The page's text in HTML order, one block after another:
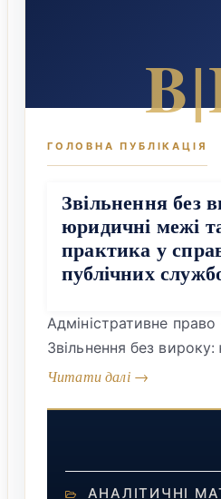
Звільнення без
юридичні межі
практика у
публічних
Адміністративне право
Звільнення без
судова практика у
Публічного
правопорушенні —
АНАЛІТИЧНІ